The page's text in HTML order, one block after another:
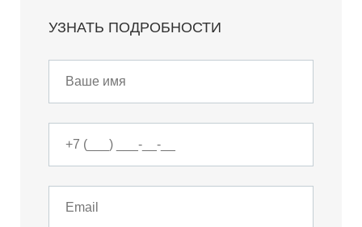
УЗНАТЬ ПОДРОБНОСТИ